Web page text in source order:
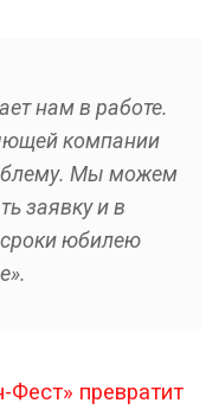
нам в работе.
компании
Мы можем
заявку и в
юбилею
превратит